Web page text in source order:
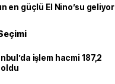
en güçlü El Nino’su geliyor
işlem hacmi 187,2